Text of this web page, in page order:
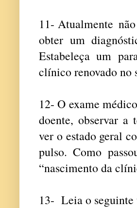
11- Atualmente
obter um
Estabeleça um
clínico renovado no
12- O exame
doente, observar a
ver o estado geral
pulso. Como
“nascimento da
13- Leia o seguinte